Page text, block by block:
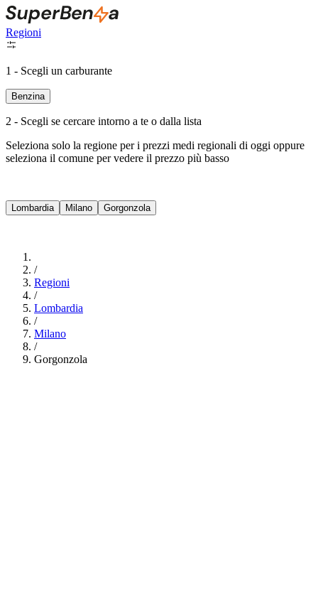
Regioni
1 - Scegli un carburante
Benzina
2 - Scegli se cercare intorno a te o dalla lista
Seleziona solo la regione per i prezzi medi regionali di oggi oppure
seleziona il comune per vedere il prezzo più basso
Lombardia Milano Gorgonzola
/
Regioni
/
Lombardia
/
Milano
/
Gorgonzola